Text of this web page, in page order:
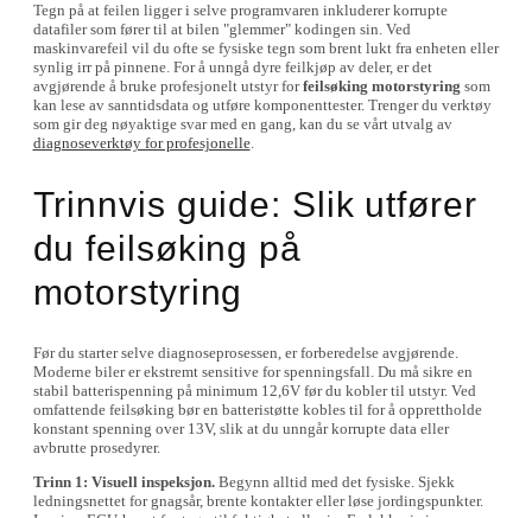
Tegn på at feilen ligger i selve programvaren inkluderer korrupte
datafiler som fører til at bilen "glemmer" kodingen sin. Ved
maskinvarefeil vil du ofte se fysiske tegn som brent lukt fra enheten eller
synlig irr på pinnene. For å unngå dyre feilkjøp av deler, er det
avgjørende å bruke profesjonelt utstyr forfeilsøking motorstyring som
kan lese av sanntidsdata og utføre komponenttester. Trenger du verktøy
som gir deg nøyaktige svar med en gang, kan du se vårt utvalg av
diagnoseverktøy for profesjonelle.
Trinnvis guide: Slik utfører
du feilsøking på
motorstyring
Før du starter selve diagnoseprosessen, er forberedelse avgjørende.
Moderne biler er ekstremt sensitive for spenningsfall. Du må sikre en
stabil batterispenning på minimum 12,6V før du kobler til utstyr. Ved
omfattende feilsøking bør en batteristøtte kobles til for å opprettholde
konstant spenning over 13V, slik at du unngår korrupte data eller
avbrutte prosedyrer.
Trinn 1: Visuell inspeksjon.Begynn alltid med det fysiske. Sjekk
ledningsnettet for gnagsår, brente kontakter eller løse jordingspunkter.